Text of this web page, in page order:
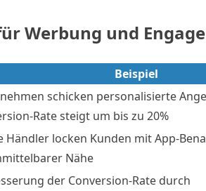
Werbung und
Beispiel
schicken personalisierte
Rate steigt um bis zu 20%
Händler locken Kunden mit App-
Nähe
der Conversion-Rate durch